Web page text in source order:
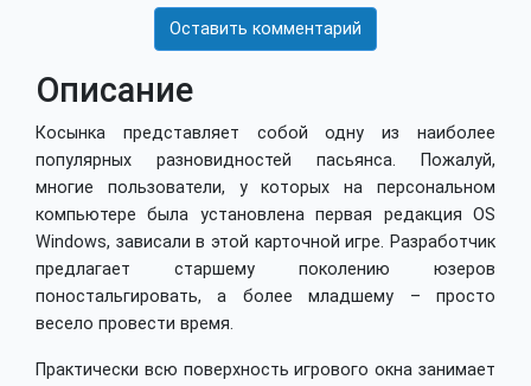
Оставить комментарий
Описание
Косынка представляет собой одну из наиболее
популярных разновидностей пасьянса. Пожалуй,
многие пользователи, у которых на персональном
компьютере была установлена первая редакция OS
Windows, зависали в этой карточной игре. Разработчик
предлагает старшему поколению юзеров
поностальгировать, а более младшему – просто
весело провести время.
Практически всю поверхность игрового окна занимает